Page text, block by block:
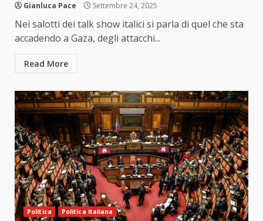
Gianluca Pace Settembre 24, 2025
Nei salotti dei talk show italici si parla di quel che sta
accadendo a Gaza, degli attacchi...
Read More
Politica Politica Italiana